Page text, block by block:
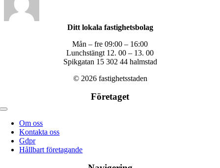
Ditt lokala fastighetsbolag
Mån – fre 09:00 – 16:00
Lunchstängt 12. 00 – 13. 00
Spikgatan 15 302 44 halmstad
© 2026 fastighetsstaden
Företaget
Toggle
navigationOm oss
Kontakta oss
Gdpr
Hållbart företagande